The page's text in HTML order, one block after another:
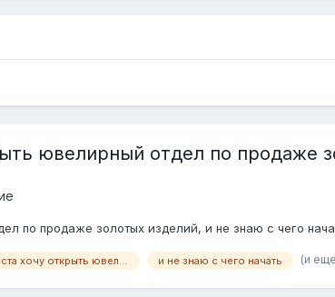
ювелирный отдел по продаже
по продаже золотых изделий, и не знаю с чего
и не знаю с чего начать (и